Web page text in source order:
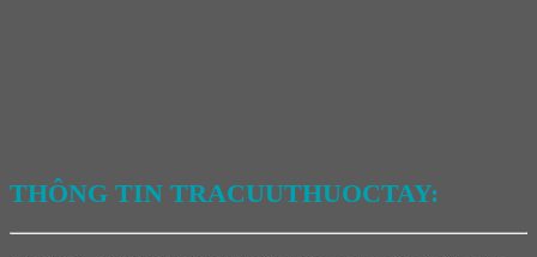
THÔNG TIN TRACUUTHUOCTAY: